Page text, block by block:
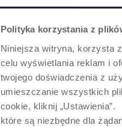
Polityka korzystania z
Niniejsza witryna, korzysta
celu wyświetlania reklam i
twojego doświadczenia z
umieszczanie wszystkich
cookie, kliknij
które są niezbędne dla